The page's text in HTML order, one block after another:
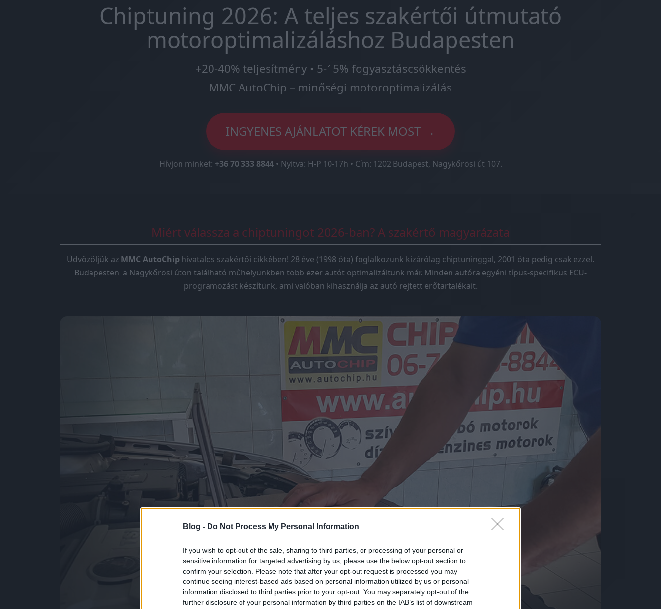
Blog - Do Not Process My Personal Information
If you wish to opt-out of the sale, sharing to third parties, or processing of your personal or
sensitive information for targeted advertising by us, please use the below opt-out section to
confirm your selection. Please note that after your opt-out request is processed you may
continue seeing interest-based ads based on personal information utilized by us or personal
information disclosed to third parties prior to your opt-out. You may separately opt-out of the
further disclosure of your personal information by third parties on the IAB’s list of downstream
Chiptuning 2026: A teljes szakértői útmutató
motoroptimalizáláshoz Budapesten
+20-40% teljesítmény • 5-15% fogyasztáscsökkentés
MMC AutoChip – minőségi motoroptimalizálás
INGYENES AJÁNLATOT KÉREK MOST →
Hívjon minket: +36 70 333 8844• Nyitva: H-P 10-17h • Cím: 1202 Budapest, Nagykőrösi út 107.
Miért válassza a chiptuningot 2026-ban? A szakértő magyarázata
Üdvözöljük az MMC AutoChip hivatalos szakértői cikkében! 28 éve (1998 óta) foglalkozunk kizárólag chiptuninggal, 2001 óta pedig csak ezzel.
Budapesten, a Nagykőrösi úton található műhelyünkben több ezer autót optimalizáltunk már. Minden autóra egyéni típus-specifikus ECU-
programozást készítünk, ami valóban kihasználja az autó rejtett erőtartalékait.